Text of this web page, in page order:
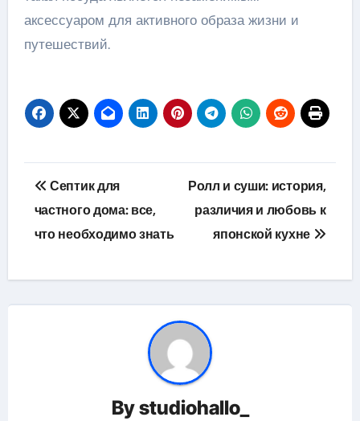
аксессуаром для активного образа жизни и
путешествий.
Навигация
по
записям
Септик для
частного дома: все,
что необходимо знать
Ролл и суши: история,
различия и любовь к
японской кухне
Bystudiohallo_